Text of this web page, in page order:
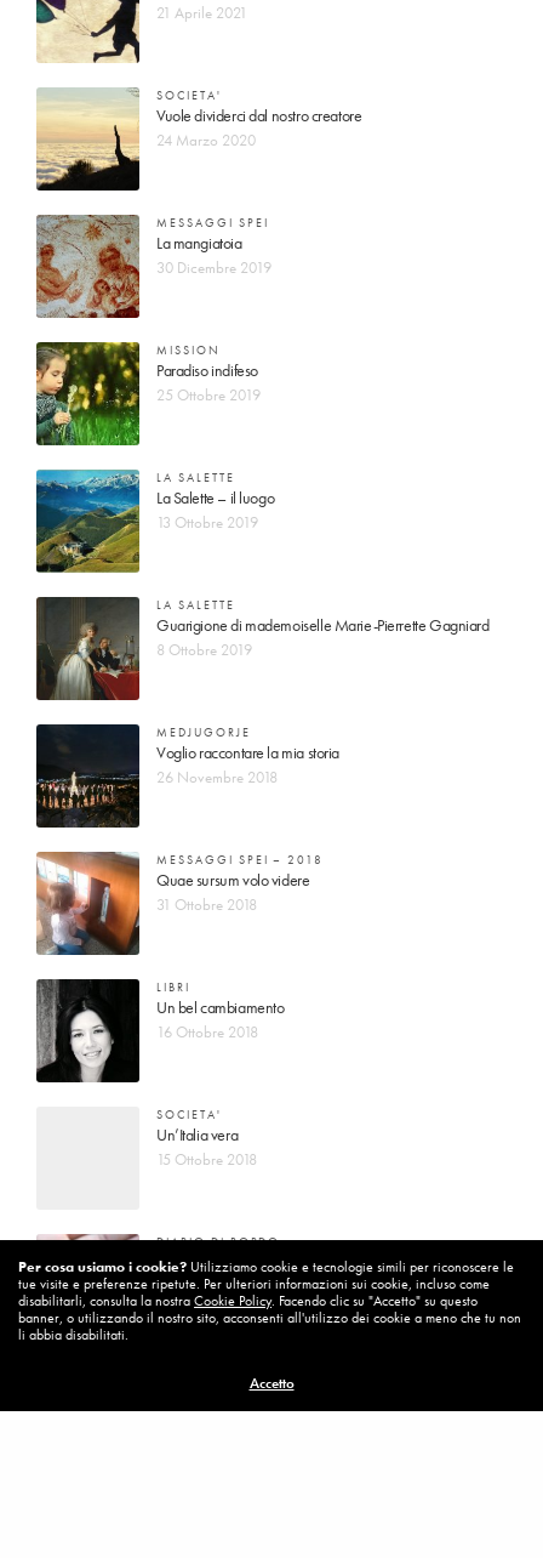
21 Aprile 2021
SOCIETA'
Vuole dividerci dal nostro creatore
24 Marzo 2020
MESSAGGI SPEI
La mangiatoia
30 Dicembre 2019
MISSION
Paradiso indifeso
25 Ottobre 2019
LA SALETTE
La Salette – il luogo
13 Ottobre 2019
LA SALETTE
Guarigione di mademoiselle Marie-Pierrette Gagniard
8 Ottobre 2019
MEDJUGORJE
Voglio raccontare la mia storia
26 Novembre 2018
MESSAGGI SPEI – 2018
Quae sursum volo videre
31 Ottobre 2018
LIBRI
Un bel cambiamento
16 Ottobre 2018
SOCIETA'
Un’Italia vera
15 Ottobre 2018
DIARIO DI BORDO
La vita vince sempre
8 Ottobre 2018
Per cambiare ci vuole coraggio
8 Ottobre 2018
Per cosa usiamo i cookie? Utilizziamo cookie e tecnologie simili per riconoscere le
tue visite e preferenze ripetute. Per ulteriori informazioni sui cookie, incluso come
disabilitarli, consulta la nostraCookie Policy. Facendo clic su "Accetto" su questo
banner, o utilizzando il nostro sito, acconsenti all'utilizzo dei cookie a meno che tu non
li abbia disabilitati.
Accetto